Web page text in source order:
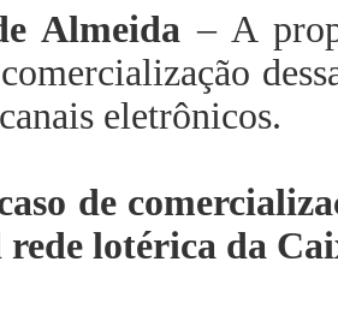
Almeida – A
eletrônicos.
de
lotérica da